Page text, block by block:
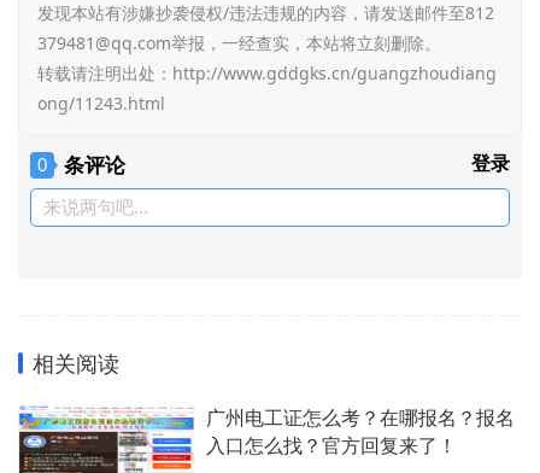
发现本站有涉嫌抄袭侵权/违法违规的内容，请发送邮件至812
379481@qq.com举报，一经查实，本站将立刻删除。
转载请注明出处： http://www.gddgks.cn/guangzhoudiang
ong/11243.html
0 条评论 登录
来说两句吧...
相关阅读
广州电工证怎么考？在哪报名？报名
入口怎么找？官方回复来了！